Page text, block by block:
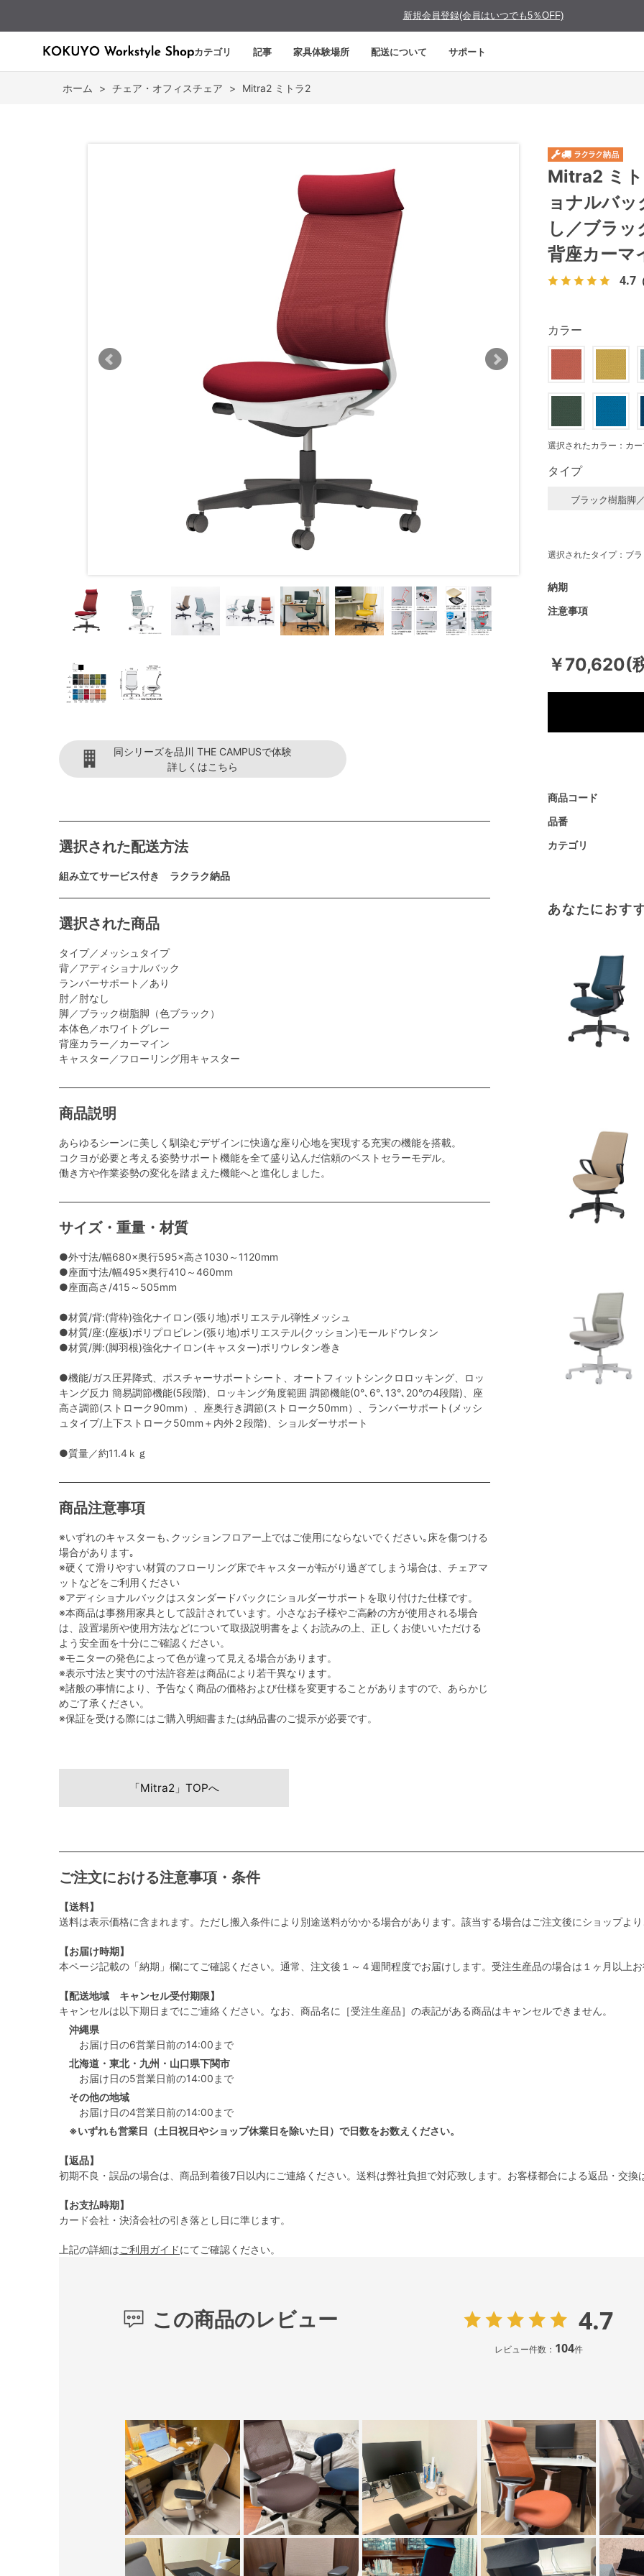
新規会員登録(会員はいつでも5％OFF)
カテゴリ 記事 家具体験場所 配送について サポート
ホーム > チェア・オフィスチェア > Mitra2 ミトラ2
同シリーズを品川 THE CAMPUSで体験
詳しくはこちら
選択された配送方法
組み立てサービス付き ラクラク納品
選択された商品
タイプ／メッシュタイプ
背／アディショナルバック
ランバーサポート／あり
肘／肘なし
脚／ブラック樹脂脚（色ブラック）
本体色／ホワイトグレー
背座カラー／カーマイン
キャスター／フローリング用キャスター
商品説明
あらゆるシーンに美しく馴染むデザインに快適な座り心地を実現する充実の機能を搭載。
コクヨが必要と考える姿勢サポート機能を全て盛り込んだ信頼のベストセラーモデル。
働き方や作業姿勢の変化を踏まえた機能へと進化しました。
サイズ・重量・材質
●外寸法/幅680×奥行595×高さ1030～1120mm
●座面寸法/幅495×奥行410～460mm
●座面高さ/415～505mm
●材質/背:(背枠)強化ナイロン(張り地)ポリエステル弾性メッシュ
●材質/座:(座板)ポリプロピレン(張り地)ポリエステル(クッション)モールドウレタン
●材質/脚:(脚羽根)強化ナイロン(キャスター)ポリウレタン巻き
●機能/ガス圧昇降式、ポスチャーサポートシート、オートフィットシンクロロッキング、ロッ
キング反力 簡易調節機能(5段階)、ロッキング角度範囲 調節機能(0°､6°､13°､20°の4段階)、座
高さ調節(ストローク90mm）、座奥行き調節(ストローク50mm）、ランバーサポート(メッシ
ュタイプ/上下ストローク50mm＋内外２段階)、ショルダーサポート
●質量／約11.4ｋｇ
商品注意事項
※いずれのキャスターも､クッションフロアー上ではご使用にならないでください｡床を傷つける
場合があります｡
※硬くて滑りやすい材質のフローリング床でキャスターが転がり過ぎてしまう場合は、チェアマ
ットなどをご利用ください
※アディショナルバックはスタンダードバックにショルダーサポートを取り付けた仕様です。
※本商品は事務用家具として設計されています。小さなお子様やご高齢の方が使用される場合
は、設置場所や使用方法などについて取扱説明書をよくお読みの上、正しくお使いいただける
よう安全面を十分にご確認ください。
※モニターの発色によって色が違って見える場合があります。
※表示寸法と実寸の寸法許容差は商品により若干異なります。
※諸般の事情により、予告なく商品の価格および仕様を変更することがありますので、あらかじ
めご了承ください。
※保証を受ける際にはご購入明細書または納品書のご提示が必要です。
Mitra2 ミ
ョナルバ
し／ブラッ
背座カーマ
4.7
￥70,620(
商品コード
品番
カテゴリ
注意事項
納期
カラー
選択されたカラー：カ
タイプ
ブラック樹脂脚
選択されたタイプ：ブ
あなたにおす
「Mitra2」TOPへ
ご注文における注意事項・条件
【送料】
送料は表示価格に含まれます。ただし搬入条件により別途送料がかかる場合があります。該当する場合はご注文後にショップより
【お届け時期】
本ページ記載の「納期」欄にてご確認ください。通常、注文後１～４週間程度でお届けします。受注生産品の場合は１ヶ月以上お
【配送地域 キャンセル受付期限】
キャンセルは以下期日までにご連絡ください。なお、商品名に［受注生産品］の表記がある商品はキャンセルできません。
沖縄県
お届け日の6営業日前の14:00まで
北海道・東北・九州・山口県下関市
お届け日の5営業日前の14:00まで
その他の地域
お届け日の4営業日前の14:00まで
※いずれも営業日（土日祝日やショップ休業日を除いた日）で日数をお数えください。
【返品】
初期不良・誤品の場合は、商品到着後7日以内にご連絡ください。送料は弊社負担で対応致します。お客様都合による返品・交換
【お支払時期】
カード会社・決済会社の引き落とし日に準じます。
上記の詳細はご利用ガイドにてご確認ください。
この商品のレビュー 4.7
レビュー件数： 104件